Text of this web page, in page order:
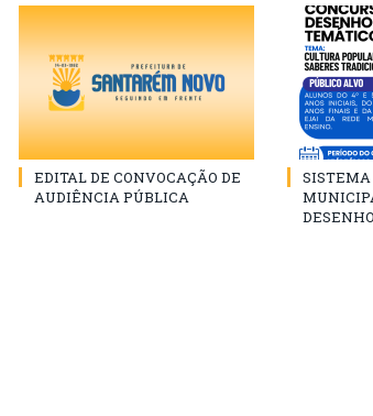
EDITAL DE CONVOCAÇÃO DE
AUDIÊNCIA PÚBLICA
SISTEMA